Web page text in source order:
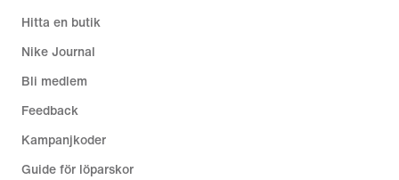
Hitta en butik
Nike Journal
Bli medlem
Feedback
Kampanjkoder
Guide för löparskor